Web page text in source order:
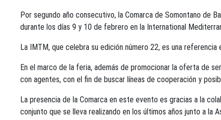
Por segundo año consecutivo, la Comarca de Somontano de
durante los días 9 y 10 de febrero en la International
La IMTM, que celebra su edición número 22, es una
En el marco de la feria, además de promocionar la oferta de
con agentes, con el fin de buscar líneas de cooperación y
La presencia de la Comarca en este evento es gracias a la
conjunto que se lleva realizando en los últimos años junto a la